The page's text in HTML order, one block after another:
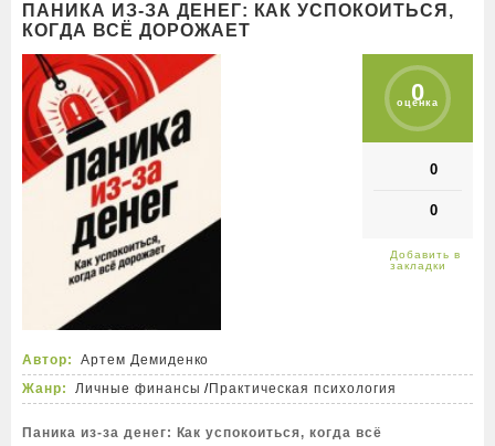
ПАНИКА ИЗ-ЗА ДЕНЕГ: КАК УСПОКОИТЬСЯ,
КОГДА ВСЁ ДОРОЖАЕТ
0
оценка
0
0
Автор:
Артем Демиденко
Жанр:
Личные финансы /Практическая психология
Паника из-за денег: Как успокоиться, когда всё